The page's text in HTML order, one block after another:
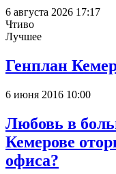
6 августа 2026 17:17
Чтиво
Лучшее
Генплан
6 июня 2016 10:00
Любовь в
Кемерове
офиса?